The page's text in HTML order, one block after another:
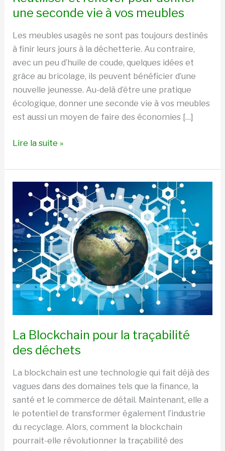
une seconde vie à vos meubles
Les meubles usagés ne sont pas toujours destinés
à finir leurs jours à la déchetterie. Au contraire,
avec un peu d’huile de coude, quelques idées et
grâce au bricolage, ils peuvent bénéficier d’une
nouvelle jeunesse. Au-delà d’être une pratique
écologique, donner une seconde vie à vos meubles
est aussi un moyen de faire des économies […]
Lire la suite »
La Blockchain pour la traçabilité
des déchets
La blockchain est une technologie qui fait déjà des
vagues dans des domaines tels que la finance, la
santé et le commerce de détail. Maintenant, elle a
le potentiel de transformer également l’industrie
du recyclage. Alors, comment la blockchain
pourrait-elle révolutionner la traçabilité des
Blockchain
pour
la
traçabilité
des
déchets